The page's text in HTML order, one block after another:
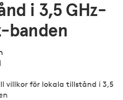
i 3,5 GHz-
banden
villkor för lokala tillstånd i 3,5